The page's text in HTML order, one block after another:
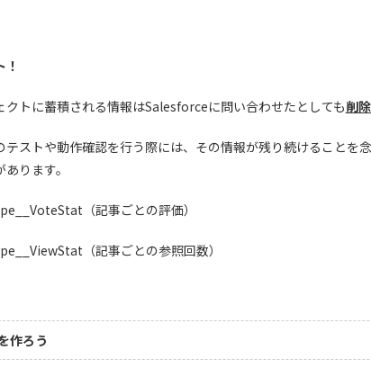
クトに蓄積される情報はSalesforceに問い合わせたとしても削
テストや動作確認を行う際には、その情報が残り続けることを
ります。
（記事ごとの評価）
（記事ごとの参照回数）
作ろう